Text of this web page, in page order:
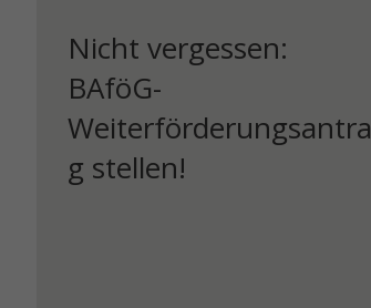
Nicht vergessen:
BAföG-
Weiterförderungsantra
g stellen!